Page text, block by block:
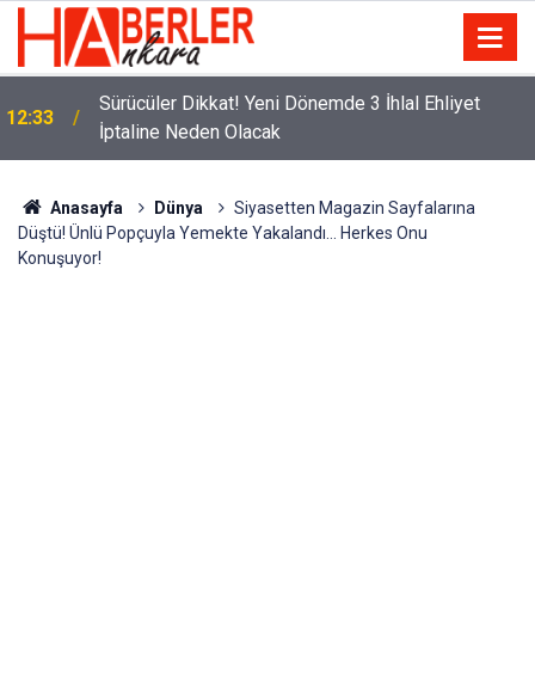
12:33
Sürücüler Dikkat! Yeni Dönemde 3 İhlal Ehliyet
İptaline Neden Olacak
Anasayfa Dünya
Siyasetten Magazin Sayfalarına
Düştü! Ünlü Popçuyla Yemekte Yakalandı... Herkes Onu
Konuşuyor!